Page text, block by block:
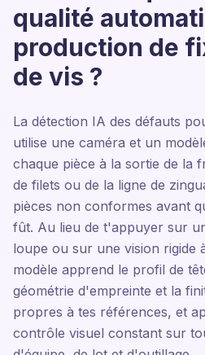
qualité
production de
de vis ?
La détection IA des défauts
utilise une caméra et un
chaque pièce à la sortie de la
de filets ou de la ligne de
pièces non conformes avant
fût. Au lieu de t'appuyer sur
loupe ou sur une vision rigide
modèle apprend le profil de
géométrie d'empreinte et la
propres à tes références, et
contrôle visuel constant sur